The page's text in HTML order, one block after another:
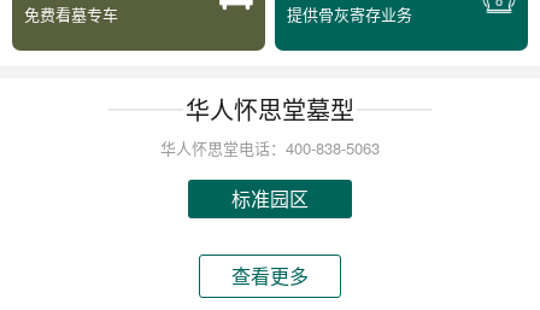
免费看墓专车 提供骨灰寄存业务
华人怀思堂墓型
华人怀思堂电话：400-838-5063
标准园区
查看更多